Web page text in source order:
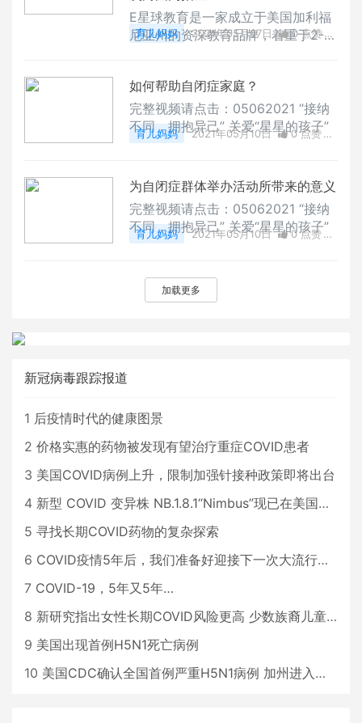
女性，所以针对孕妇在接种疫苗后安
全性和有效性的研究一直都相对有
限。但近期，发表在美国妇产科学会
全有效地保护孕妇和哺乳期的女性，
可能还可以保护
E星球教育是一家成⽴于美国加利福
尼亚州的资深教育品牌，着重于2-12
以独特的线上读写课程，高标准高质
量的科学课程体系以及独创的LIT联
动教育理念在北美教育领域独树一
帜，深受万千海外家庭的好评。
育儿妈妈 2021年05月07日
0 点赞
如何帮助自闭症家庭？
完整视频请点击：05062021 “接纳
不同，拥抱异己” 关爱“星星的孩子”
育儿妈妈 2021年05月10日
0 点赞
为自闭症群体举办活动所带来的意义
完整视频请点击：05062021 “接纳
不同，拥抱异己” 关爱“星星的孩子”
育儿妈妈 2021年05月10日
0 点赞
加载更多
新冠病毒跟踪报道
1 后疫情时代的健康图景
2 价格实惠的药物被发现有望治疗重症COVID患者
3 美国COVID病例上升，限制加强针接种政策即将出台
4 新型 COVID 变异株 NB.1.8.1“Nimbus”现已在美国占据主导地位
5 寻找长期COVID药物的复杂探索
6 COVID疫情5年后，我们准备好迎接下一次大流行了吗？
7 COVID-19，5年又5年…
8 新研究指出女性长期COVID风险更高 少数族裔儿童存在差异
9 美国出现首例H5N1死亡病例
10 美国CDC确认全国首例严重H5N1病例 加州进入紧急状态